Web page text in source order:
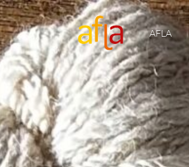
AFLA